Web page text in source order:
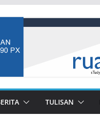
TULISAN